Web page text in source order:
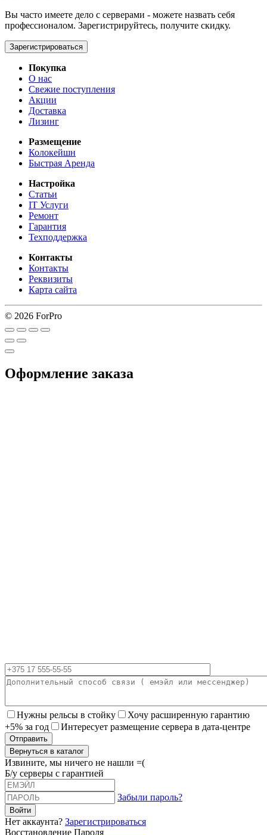
Вы часто имеете дело с серверами - можете назвать себя
профессионалом. Зарегистрируйтесь, получите скидку.
Зарегистрироваться
Покупка
О нас
Свежие поступления
Акции
Доставка
Лизинг
Размещение
Колокейшн
Быстрая Аренда
Настройка
Статьи
IT Услуги
Ремонт
Гарантия
Техподдержка
Контакты
Контакты
Реквизиты
Карта сайта
© 2026 ForPro
Оформление заказа
Нужны рельсы в стойку
Хочу расширенную гарантию
+5% за год
Интересует размещение сервера в дата-центре
Вернуться в каталог
Извините, мы ничего не нашли =(
Б/у серверы с гарантией
Забыли пароль?
Нет аккаунта? Зарегистрироваться
Восстановление Пароля